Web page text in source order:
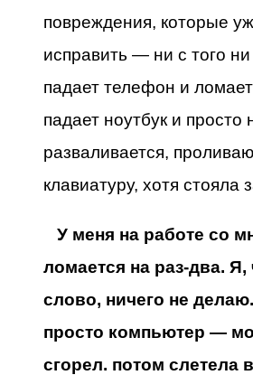
повреждения, которые
исправить — ни с того ни
падает телефон и
падает ноутбук и просто
разваливается,
клавиатуру, хотя стояла
У меня на работе со
ломается на раз-два. Я,
слово, ничего не
просто компьютер —
сгорел. потом слетела